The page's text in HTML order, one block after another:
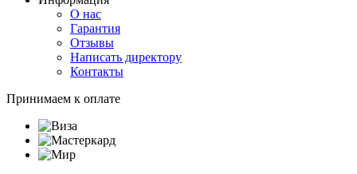
О нас
Гарантия
Отзывы
Написать директору
Контакты
Принимаем к оплате